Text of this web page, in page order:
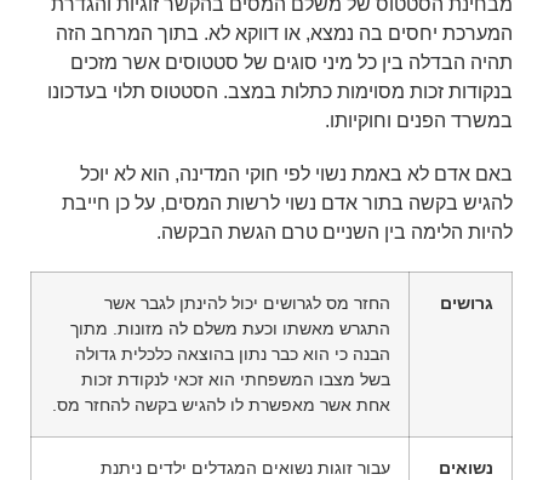
מבחינת הסטטוס של משלם המסים בהקשר זוגיות והגדרת
המערכת יחסים בה נמצא, או דווקא לא. בתוך המרחב הזה
תהיה הבדלה בין כל מיני סוגים של סטטוסים אשר מזכים
בנקודות זכות מסוימות כתלות במצב. הסטטוס תלוי בעדכונו
במשרד הפנים וחוקיותו.
באם אדם לא באמת נשוי לפי חוקי המדינה, הוא לא יוכל
להגיש בקשה בתור אדם נשוי לרשות המסים, על כן חייבת
להיות הלימה בין השניים טרם הגשת הבקשה.
גרושים
החזר מס לגרושים יכול להינתן לגבר אשר
התגרש מאשתו וכעת משלם לה מזונות. מתוך
הבנה כי הוא כבר נתון בהוצאה כלכלית גדולה
בשל מצבו המשפחתי הוא זכאי לנקודת זכות
אחת אשר מאפשרת לו להגיש בקשה להחזר מס.
נשואים
עבור זוגות נשואים המגדלים ילדים ניתנת